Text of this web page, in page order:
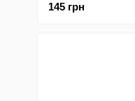
145 грн